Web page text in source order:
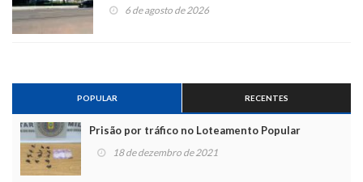
6 de agosto de 2026
POPULAR RECENTES
Prisão por tráfico no Loteamento Popular
18 de dezembro de 2021